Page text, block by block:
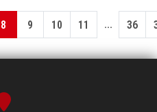
8 9 10 11 ... 36